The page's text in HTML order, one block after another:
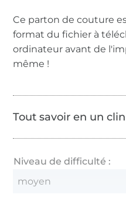
Ce parton de couture
format du fichier à
ordinateur avant de
même !
Tout savoir en un
Niveau de difficulté :
moyen